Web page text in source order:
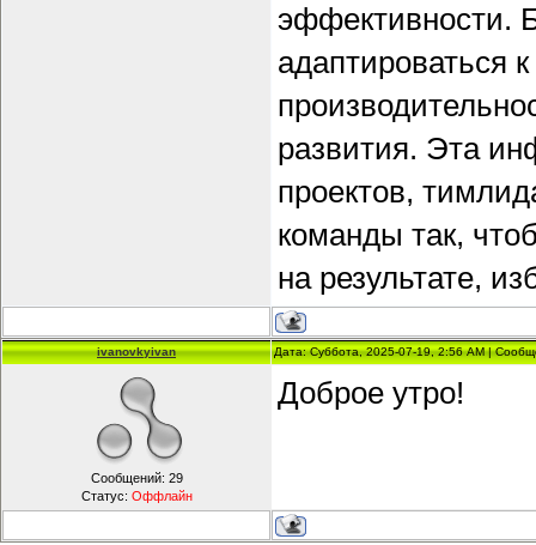
эффективности.
адаптироваться
развития. Эта
проектов,
команды так,
на результате,
ivanovkyivan Дата: Суббота, 2025-07-19, 2:56 AM |
Сообщений: 29
Статус: Оффлайн
Доброе утро!